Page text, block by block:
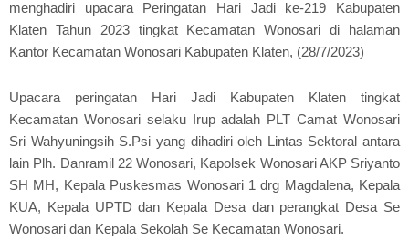
menghadiri upacara Peringatan Hari Jadi ke-219 Kabupaten
Klaten Tahun 2023 tingkat Kecamatan Wonosari di halaman
Kantor Kecamatan Wonosari Kabupaten Klaten, (28/7/2023)
Upacara peringatan Hari Jadi Kabupaten Klaten tingkat
Kecamatan Wonosari selaku Irup adalah PLT Camat Wonosari
Sri Wahyuningsih S.Psi yang dihadiri oleh Lintas Sektoral antara
lain Plh. Danramil 22 Wonosari, Kapolsek Wonosari AKP Sriyanto
SH MH, Kepala Puskesmas Wonosari 1 drg Magdalena, Kepala
KUA, Kepala UPTD dan Kepala Desa dan perangkat Desa Se
Wonosari dan Kepala Sekolah Se Kecamatan Wonosari.